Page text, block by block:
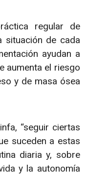
regular de
situación de cada
ayudan a
aumenta el riesgo
y de masa ósea
“seguir ciertas
suceden a estas
diaria y, sobre
y la autonomía